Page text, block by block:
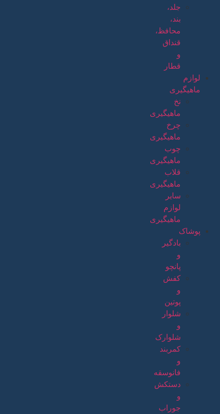
جلد،
بند،
محافظ،
قنداق
و
قطار
لوازم
ماهیگیری
نخ
ماهیگیری
چرخ
ماهیگیری
چوب
ماهیگیری
قلاب
ماهیگیری
سایر
لوازم
ماهیگیری
پوشاک
بادگیر
و
پانچو
کفش
و
پوتین
شلوار
و
شلوارک
کمربند
و
فانوسقه
دستکش
و
جوراب